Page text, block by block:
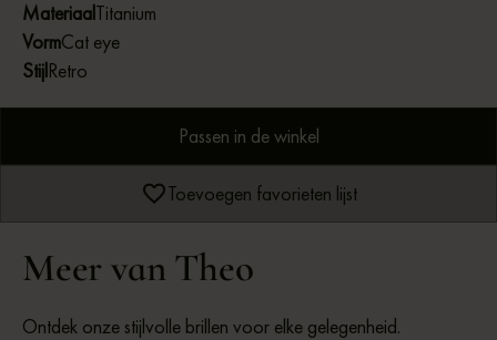
MateriaalTitanium
VormCat eye
StijlRetro
Passen in de winkel
Toevoegen favorieten lijst
Meer van Theo
Ontdek onze stijlvolle brillen voor elke gelegenheid.